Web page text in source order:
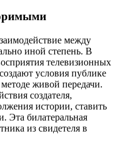
между
иной степень. В
телевизионных
условия публике
живой передачи.
создателя,
истории, ставить
Эта билатеральная
из свидетеля в